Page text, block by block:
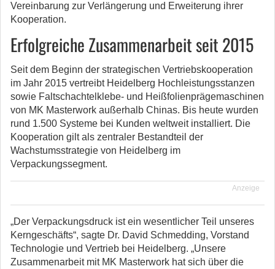
Vereinbarung zur Verlängerung und Erweiterung ihrer
Kooperation.
Erfolgreiche Zusammenarbeit seit 2015
Seit dem Beginn der strategischen Vertriebskooperation
im Jahr 2015 vertreibt Heidelberg Hochleistungsstanzen
sowie Faltschachtelklebe- und Heißfolienprägemaschinen
von MK Masterwork außerhalb Chinas. Bis heute wurden
rund 1.500 Systeme bei Kunden weltweit installiert. Die
Kooperation gilt als zentraler Bestandteil der
Wachstumsstrategie von Heidelberg im
Verpackungssegment.
Anzeige
„Der Verpackungsdruck ist ein wesentlicher Teil unseres
Kerngeschäfts“, sagte Dr. David Schmedding, Vorstand
Technologie und Vertrieb bei Heidelberg. „Unsere
Zusammenarbeit mit MK Masterwork hat sich über die